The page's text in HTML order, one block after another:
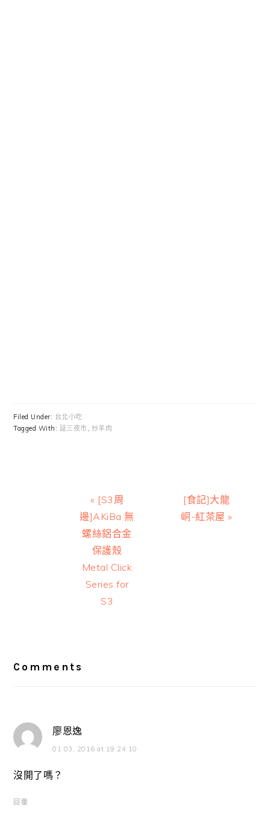
Filed Under: 台北小吃
Tagged With: 延三夜市, 炒羊肉
Previous
Post:
« [S3周
邊]AKiBa 無
螺絲鋁合金
保護殼
Metal Click
Series for
S3
Next
Post:
[食記]大龍
峒-紅茶屋 »
Comments
廖恩逸
01 03, 2016 at 19:24:10
沒開了嗎？
回覆